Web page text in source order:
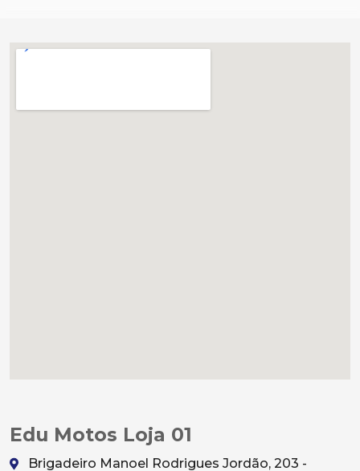
Edu Motos Loja 01
Brigadeiro Manoel Rodrigues Jordão, 203 -